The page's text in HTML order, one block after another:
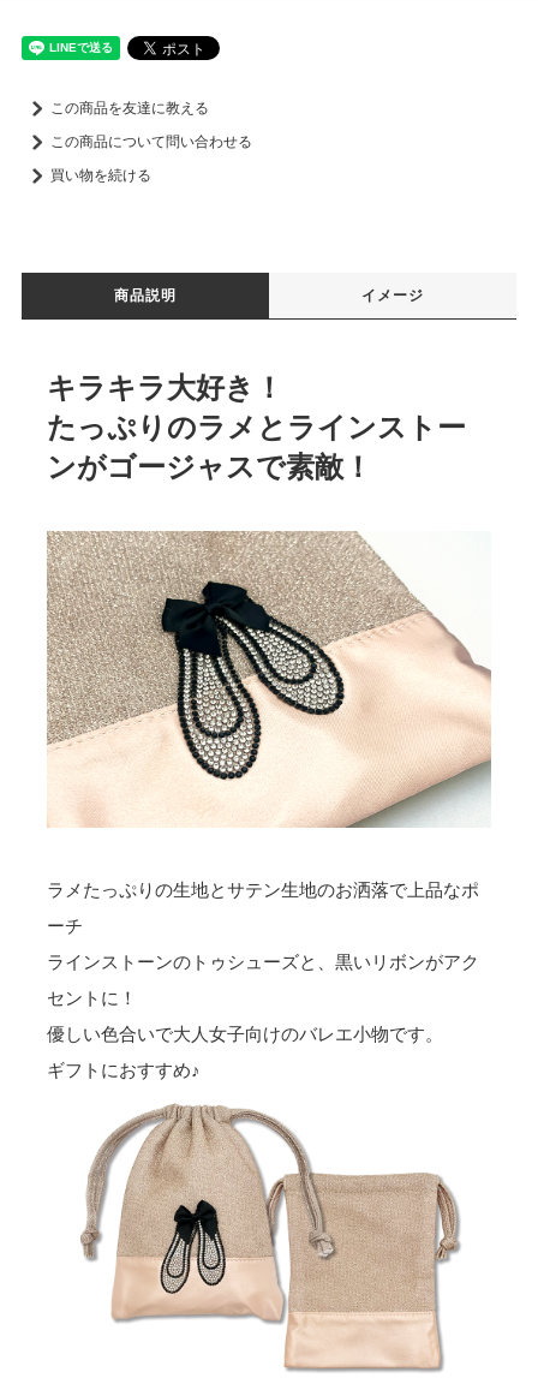
この商品を友達に教える
この商品について問い合わせる
買い物を続ける
商品説明 イメージ
キラキラ大好き！
たっぷりのラメとラインストー
ンがゴージャスで素敵！
ラメたっぷりの生地とサテン生地のお洒落で上品なポ
ーチ
ラインストーンのトゥシューズと、黒いリボンがアク
セントに！
優しい色合いで大人女子向けのバレエ小物です。
ギフトにおすすめ♪